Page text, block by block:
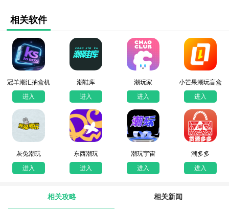
相关软件
冠羊潮汇抽盒机
进入
潮鞋库
进入
潮玩家
进入
小芒果潮玩盲盒
进入
灰兔潮玩
进入
东西潮玩
进入
潮玩宇宙
进入
潮多多
进入
相关攻略 相关新闻